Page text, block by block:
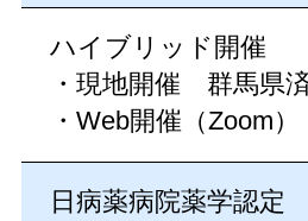
ハイブリッド開催
・現地開催 群馬県
・Web開催（Zoom）
日病薬病院薬学認定